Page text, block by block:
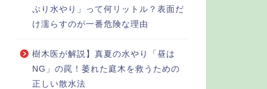
ぷり水やり」って何リットル？表面だ
け濡らすのが一番危険な理由
樹木医が解説】真夏の水やり「昼は
NG」の罠！萎れた庭木を救うための
正しい散水法